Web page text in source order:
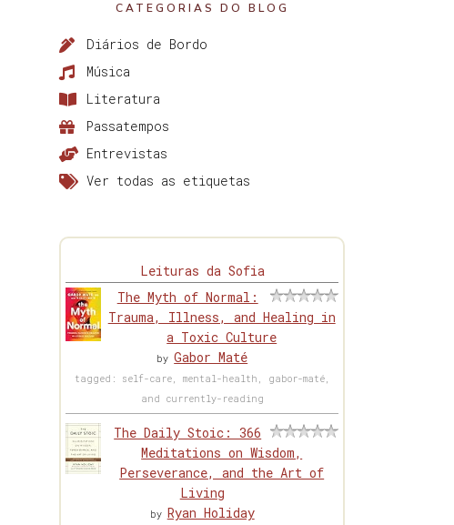
CATEGORIAS DO BLOG
Diários de Bordo
Música
Literatura
Passatempos
Entrevistas
Ver todas as etiquetas
Leituras da Sofia
The Myth of Normal:
Trauma, Illness, and Healing in
a Toxic Culture
byGabor Maté
tagged: self-care, mental-health, gabor-maté,
and currently-reading
The Daily Stoic: 366
Meditations on Wisdom,
Perseverance, and the Art of
Living
by Ryan Holiday